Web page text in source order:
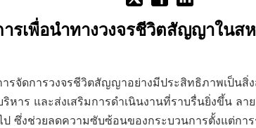
รเพื่อนำทางวงจรชีวิตสัญญาในส
รจัดการวงจรชีวิตสัญญาอย่างมีประสิทธิภาพเป็นสิ่
าร และส่งเสริมการดำเนินงานที่ราบรื่นยิ่งขึ้น ลา
ซึ่งช่วยลดความซับซ้อนของกระบวนการตั้งแต่กา